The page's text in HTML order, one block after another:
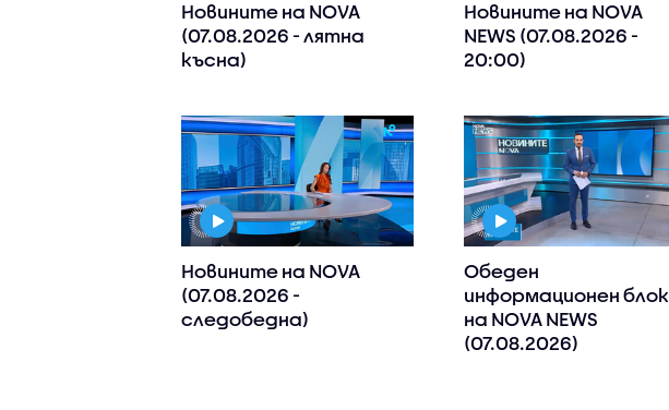
Новините на NOVA
(07.08.2026 - лятна
късна)
Новините на NOVA
NEWS (07.08.2026 -
20:00)
Новините на NOVA
(07.08.2026 -
следобедна)
Обеден
информационен блок
на NOVA NEWS
(07.08.2026)